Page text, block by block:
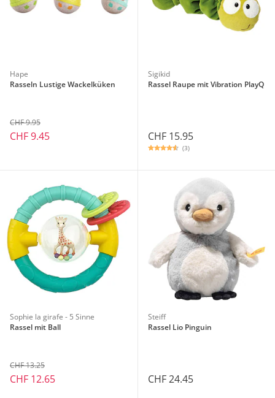
Hape
Rasseln Lustige Wackelküken
CHF 9.95
CHF 9.45
Sigikid
Rassel Raupe mit Vibration PlayQ
CHF 15.95
(3)
Sophie la girafe - 5 Sinne
Rassel mit Ball
CHF 13.25
CHF 12.65
Steiff
Rassel Lio Pinguin
CHF 24.45